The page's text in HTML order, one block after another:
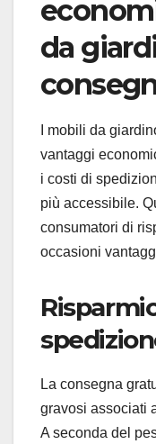
da
I mobili da
vantaggi
i costi di
più accessibile.
consumatori di
occasioni
La consegna
gravosi associati
A seconda del